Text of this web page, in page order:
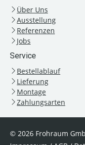
Über Uns
Ausstellung
Referenzen
Jobs
Service
Bestellablauf
Lieferung
Montage
Zahlungsarten
© 2026 Frohraum